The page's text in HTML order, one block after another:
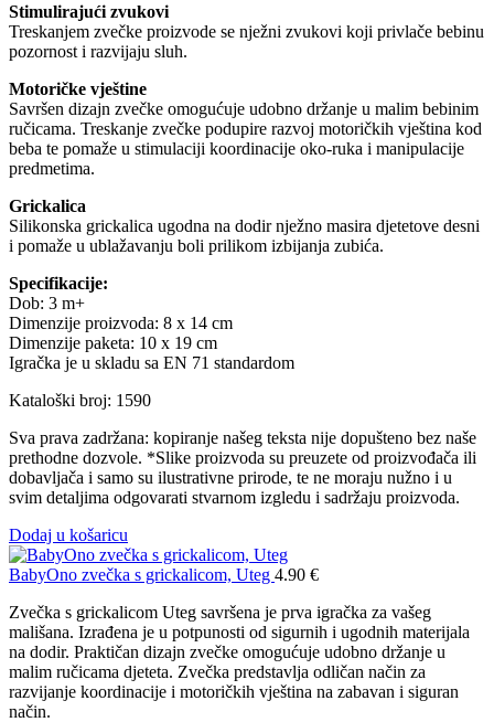
Stimulirajući zvukovi
Treskanjem zvečke proizvode se nježni zvukovi koji privlače bebinu
pozornost i razvijaju sluh.
Motoričke vještine
Savršen dizajn zvečke omogućuje udobno držanje u malim bebinim
ručicama. Treskanje zvečke podupire razvoj motoričkih vještina kod
beba te pomaže u stimulaciji koordinacije oko-ruka i manipulacije
predmetima.
Grickalica
Silikonska grickalica ugodna na dodir nježno masira djetetove desni
i pomaže u ublažavanju boli prilikom izbijanja zubića.
Specifikacije:
Dob: 3 m+
Dimenzije proizvoda: 8 x 14 cm
Dimenzije paketa: 10 x 19 cm
Igračka je u skladu sa EN 71 standardom
Kataloški broj: 1590
Sva prava zadržana: kopiranje našeg teksta nije dopušteno bez naše
prethodne dozvole. *Slike proizvoda su preuzete od proizvođača ili
dobavljača i samo su ilustrativne prirode, te ne moraju nužno i u
svim detaljima odgovarati stvarnom izgledu i sadržaju proizvoda.
Dodaj u košaricu
BabyOno zvečka s grickalicom, Uteg 4.90 €
Zvečka s grickalicom Uteg savršena je prva igračka za vašeg
mališana. Izrađena je u potpunosti od sigurnih i ugodnih materijala
na dodir. Praktičan dizajn zvečke omogućuje udobno držanje u
malim ručicama djeteta. Zvečka predstavlja odličan način za
razvijanje koordinacije i motoričkih vještina na zabavan i siguran
način.